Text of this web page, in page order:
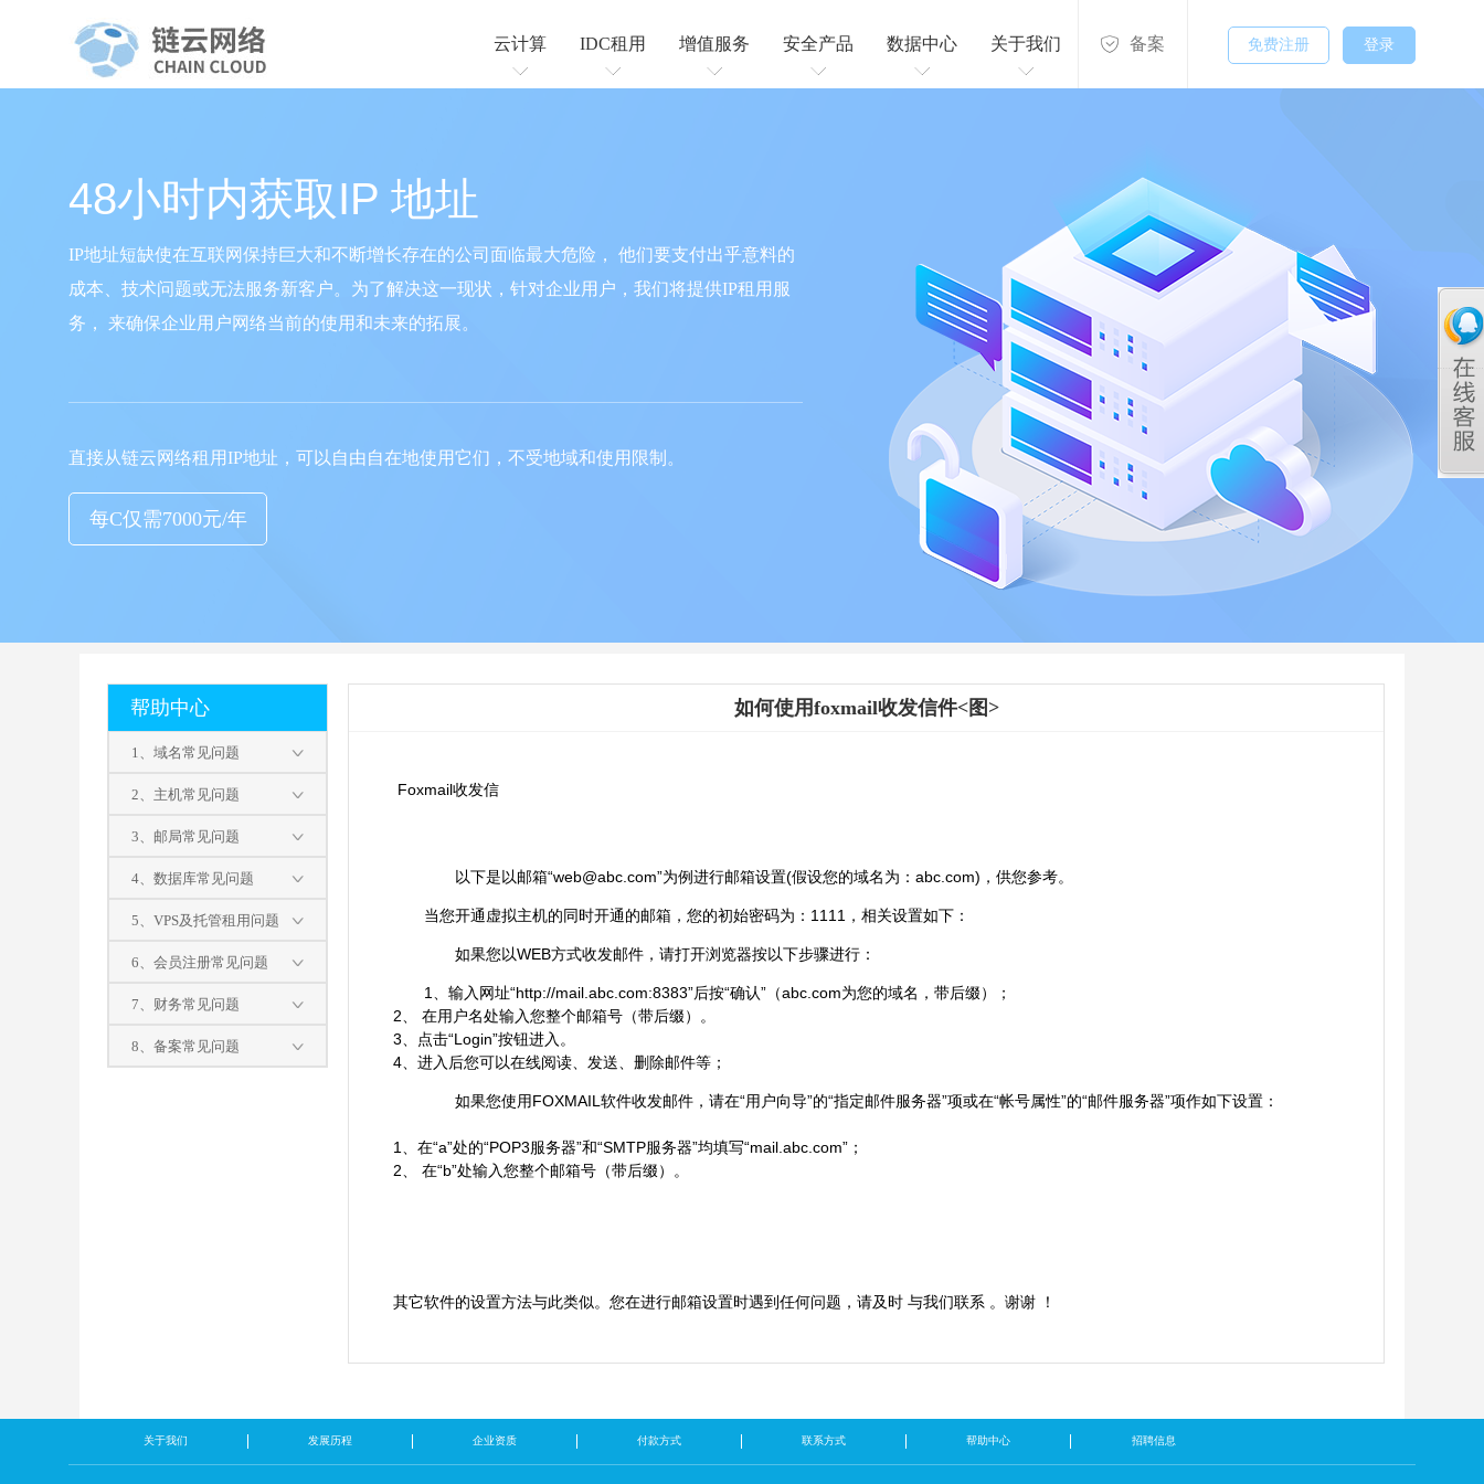
备案 免费注册 登录
云计算 IDC租用 增值服务 安全产品 数据中心 关于我们
48小时内获取IP 地址
IP地址短缺使在互联网保持巨大和不断增长存在的公司面临最大危险， 他们要支付出乎意料的
成本、技术问题或无法服务新客户。为了解决这一现状，针对企业用户，我们将提供IP租用服
务， 来确保企业用户网络当前的使用和未来的拓展。
直接从链云网络租用IP地址，可以自由自在地使用它们，不受地域和使用限制。
每C仅需7000元/年
帮助中心
1、域名常见问题
2、主机常见问题
3、邮局常见问题
4、数据库常见问题
5、VPS及托管租用问题
6、会员注册常见问题
7、财务常见问题
8、备案常见问题
如何使用foxmail收发信件<图>
Foxmail收发信
以下是以邮箱“web@abc.com”为例进行邮箱设置(假设您的域名为：abc.com)，供您参考。
当您开通虚拟主机的同时开通的邮箱，您的初始密码为：1111，相关设置如下：
如果您以WEB方式收发邮件，请打开浏览器按以下步骤进行：
1、输入网址“http://mail.abc.com:8383”后按“确认”（abc.com为您的域名，带后缀）；
2、 在用户名处输入您整个邮箱号（带后缀）。
3、点击“Login”按钮进入。
4、进入后您可以在线阅读、发送、删除邮件等；
如果您使用FOXMAIL软件收发邮件，请在“用户向导”的“指定邮件服务器”项或在“帐号属性”的“邮件服务器”项作如下设置：
1、在“a”处的“POP3服务器”和“SMTP服务器”均填写“mail.abc.com”；
2、 在“b”处输入您整个邮箱号（带后缀）。
其它软件的设置方法与此类似。您在进行邮箱设置时遇到任何问题，请及时 与我们联系 。谢谢 ！
关于我们 发展历程 企业资质 付款方式 联系方式 帮助中心 招聘信息